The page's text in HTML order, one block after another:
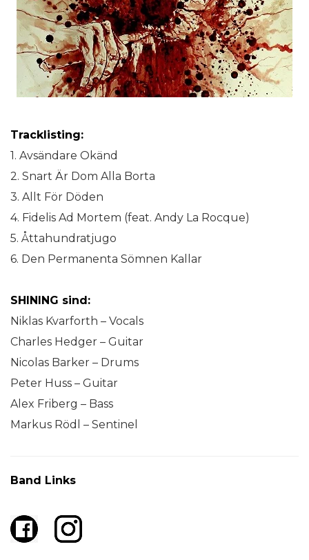
Tracklisting:
1. Avsändare Okänd
2. Snart Är Dom Alla Borta
3. Allt För Döden
4. Fidelis Ad Mortem (feat. Andy La Rocque)
5. Åttahundratjugo
6. Den Permanenta Sömnen Kallar
SHINING sind:
Niklas Kvarforth – Vocals
Charles Hedger – Guitar
Nicolas Barker – Drums
Peter Huss – Guitar
Alex Friberg – Bass
Markus Rödl – Sentinel
Band Links